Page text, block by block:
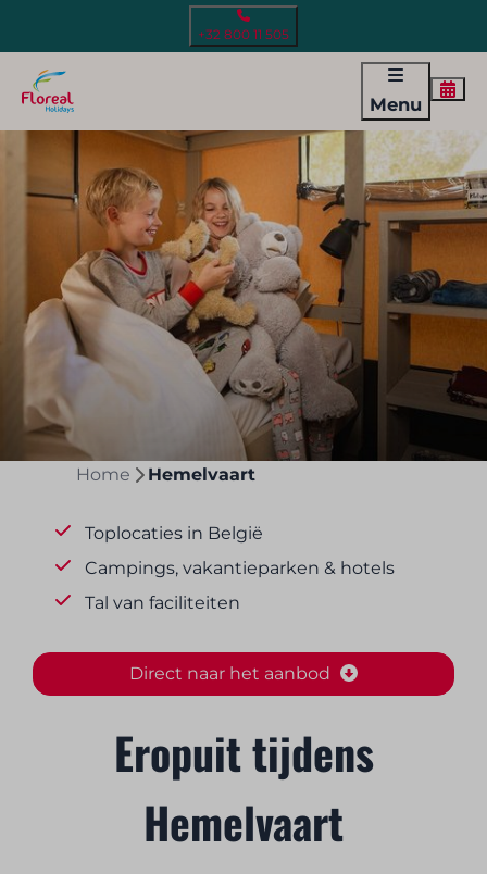
+32 800 11 505
Menu
Home Hemelvaart
Toplocaties in België
Campings, vakantieparken & hotels
Tal van faciliteiten
Direct naar het aanbod
Eropuit tijdens
Hemelvaart